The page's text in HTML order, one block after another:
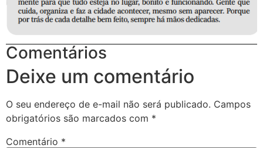
Comentários
Deixe um comentário
O seu endereço de e-mail não será publicado. Campos
obrigatórios são marcados com *
Comentário *